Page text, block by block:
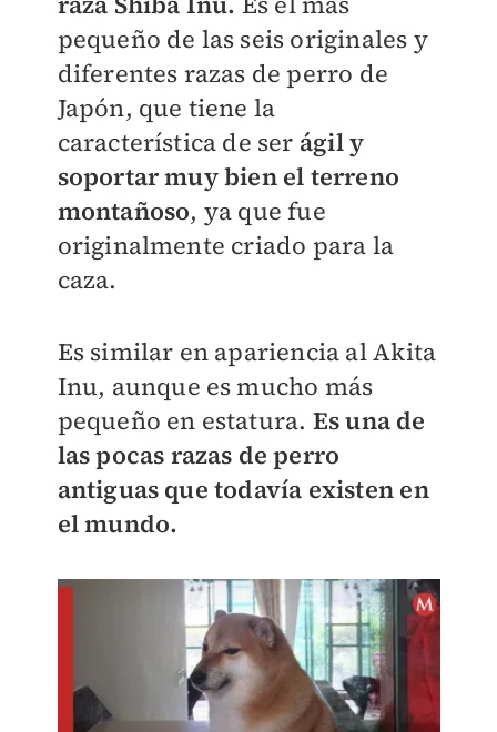
pequeño de las seis originales y
diferentes razas de perro de
Japón, que tiene la
característica de ser ágil y
soportar muy bien el terreno
montañoso, ya que fue
originalmente criado para la
caza.
Es similar en apariencia al Akita
Inu, aunque es mucho más
pequeño en estatura. Es una de
las pocas razas de perro
antiguas que todavía existen en
el mundo.